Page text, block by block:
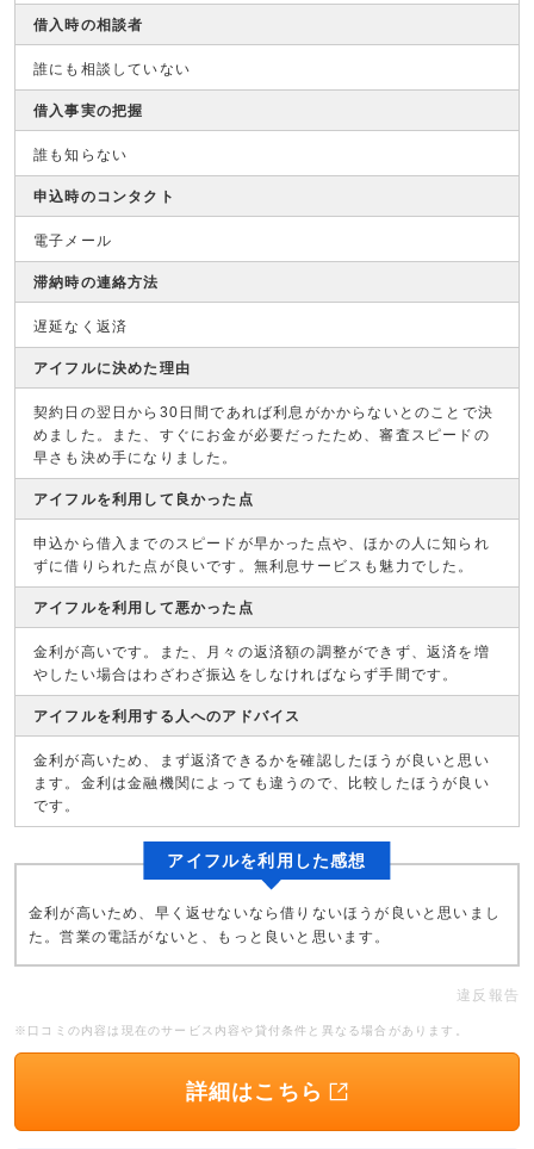
借入時の相談者
誰にも相談していない
借入事実の把握
誰も知らない
申込時のコンタクト
電子メール
滞納時の連絡方法
遅延なく返済
アイフルに決めた理由
契約日の翌日から30日間であれば利息がかからないとのことで決
めました。また、すぐにお金が必要だったため、審査スピードの
早さも決め手になりました。
アイフルを利用して良かった点
申込から借入までのスピードが早かった点や、ほかの人に知られ
ずに借りられた点が良いです。無利息サービスも魅力でした。
アイフルを利用して悪かった点
金利が高いです。また、月々の返済額の調整ができず、返済を増
やしたい場合はわざわざ振込をしなければならず手間です。
アイフルを利用する人へのアドバイス
金利が高いため、まず返済できるかを確認したほうが良いと思い
ます。金利は金融機関によっても違うので、比較したほうが良い
です。
アイフルを利用した感想
金利が高いため、早く返せないなら借りないほうが良いと思いまし
た。営業の電話がないと、もっと良いと思います。
違反報告
※口コミの内容は現在のサービス内容や貸付条件と異なる場合があります。
詳細はこちら